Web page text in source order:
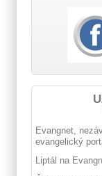
Evangnet,
evangelický
Liptál na